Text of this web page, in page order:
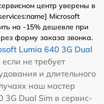
центр уверены в
Microsoft
на -15% дешевле при
форму заказа звонка.
Lumia 640 3G Dual
не требует
и длительного
наш мастер
3G Dual Sim в сервис-